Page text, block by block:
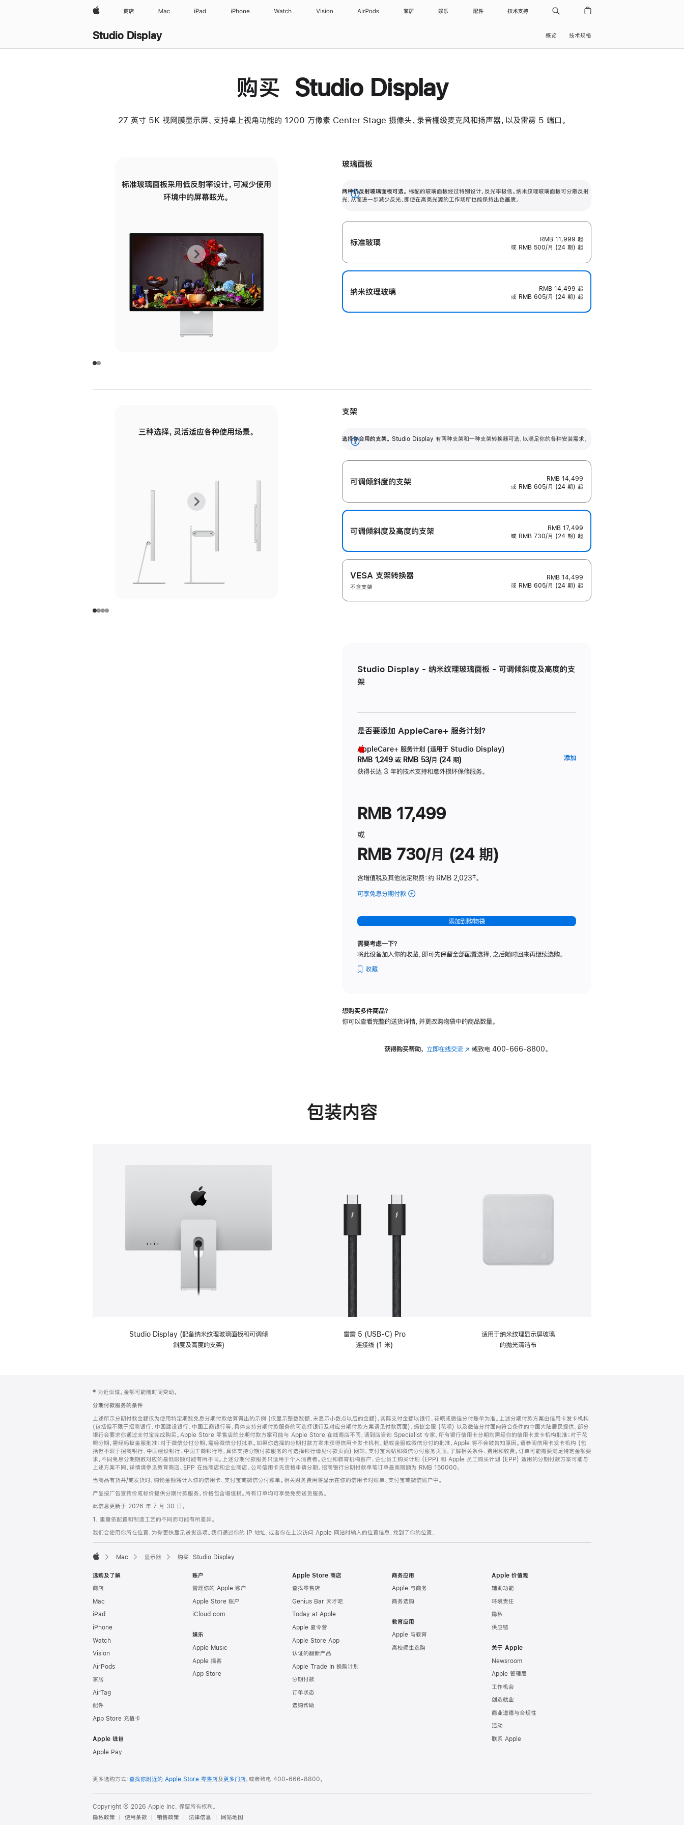
Apple 商店 Mac iPad iPhone Watch Vision AirPods 家居 娱乐 配件 技术支持
Studio Display 概览 技术规格
购买 Studio Display
27 英寸 5K 视网膜显示屏、支持桌上视角功能的 1200 万像素 Center Stage 摄像头、录音棚级麦克风和扬声器，以及雷雳 5 端口。
标准玻璃面板采用低反射率设计，可减少使用
环境中的屏幕眩光。
有高亮光源的场所使用，也能保持出色画质。
上
一
张
图
面
下
一
张
图
面
玻璃面板
两种抗反射玻璃面板可选。 标配的玻璃面板经过特别设计，反光率极低。纳米纹理玻璃面板可分散反射
光，从而进一步减少反光，即使在高亮光源的工作场所也能保持出色画质。
展
标准玻璃 RMB 11,999 起
或 RMB 500/月 (24 期) 起
纳米纹理玻璃 RMB 14,499 起
或 RMB 605/月 (24 期) 起
三种选择，灵活适应各种使用场景。
调节范围。
毫米的高度调节范围。
上
张
下
张
支架
选择你合用的支架。 Studio Display 有两种支架和一种支架转换器可选，以满足你的各种安装需求。
展
开
可调倾斜度的支架
RMB 14,499
或 RMB 605/月 (24 期) 起
可调倾斜度及高‍度的支‍架
RMB 17,499
或 RMB 730/月 (24 期) 起
VESA 支架转换器
不含支架
RMB 14,499
或 RMB 605/月 (24 期) 起
Studio Display - 纳米纹理玻璃面板 - 可调倾斜度及高度的支
架
是否要添加 AppleCare+ 服务计划？
AppleCare+ 服务计划 (适用于 Studio Display)
RMB 1,249 或 RMB 53/月 (24 期)
获得长达 3 年的技术支持和意外损坏保修服务。
添加
RMB 17,499
或
RMB 730/月 (24 期)
含增值税及其他法定税费：约 RMB 2,023脚
‡。
可享免息分期付款 (Studio
-
纳
理
可
斜
添加到购物袋
需要考虑一下？
将此设备加入你的收藏，即可先保留全部配置选择，之后随时回来再继续选购。
收藏
想购买多件商品？
你可以查看完整的送货详情，并更改购物袋中的商品数量。
获得购买帮助， 立即在线交流(在 或致电400-666-8800。
包装内容
Studio Display (配备纳米纹理玻璃面板和可调倾
斜度及高度的支架)
雷雳 5 (USB-C) Pro
连接线 (1 米)
适用于纳米纹理显示屏玻璃
的抛光清洁布
页
脚
注
‡ 为近似值。金额可能随时间变动。
分期付款服务的条件
上述所示分期付款金额仅为使用特定期数免息分期付款估算得出的示例 (仅显示整数数额，未显示小数点以后的金额)，实际支付金额以银行、花呗或微信分付账单为准。上述分期付款方案由信用卡发卡机构
(包括但不限于招商银行、中国建设银行、中国工商银行等，具体支持分期付款服务的可选择银行及对应分期付款方案请见付款页面)、蚂蚁金服 (花呗) 以及微信分付面向符合条件的中国大陆居民提供。部分
银行会要求你通过支付宝完成购买。Apple Store 零售店的分期付款方案可能与 Apple Store 在线商店不同，请到店咨询 Specialist 专家。所有银行信用卡分期均需经你的信用卡发卡机构批准；对于花
呗分期，需经蚂蚁金服批准；对于微信分付分期，需经微信分付批准。如果你选择的分期付款方案未获得信用卡发卡机构、蚂蚁金服或微信分付的批准，Apple 将不会被告知原因。请参阅信用卡发卡机构 (包
括但不限于招商银行、中国建设银行、中国工商银行等，具体支持分期付款服务的可选择银行请见付款页面) 网站、支付宝网站和微信分付服务页面，了解相关条件、费用和收费。订单可能需要满足特定金额要
求，不同免息分期期数对应的最低限额可能有所不同。上述分期付款服务只适用于个人消费者。企业和教育机构客户、企业员工购买计划 (EPP) 和 Apple 员工购买计划 (EPP) 适用的分期付款方案可能与
上述方案不同，详情请参见教育商店、EPP 在线商店和企业商店。公司信用卡无资格申请分期。招商银行分期付款单笔订单最高限额为 RMB 150000。
当商品有货并/或发货时，购物金额将计入你的信用卡、支付宝或微信分付账单。相关财务费用将显示在你的信用卡对账单、支付宝或微信账户中。
产品按广告宣传价或标价提供分期付款服务。价格包含增值税。所有订单均可享受免费送货服务。
此信息更新于 2026 年 7 月 30 日。
1. 重量依配置和制造工艺的不同而可能有所差异。
我们会使用你所在位置，为你更快显示送货选项。我们通过你的 IP 地址，或者你在上次访问 Apple 网站时输入的位置信息，找到了你的位置。
Mac 显示器 购买 Studio Display
选购及了解
商店
Mac
iPad
iPhone
Watch
Vision
AirPods
家居
AirTag
配件
App Store 充值卡
Apple 钱包
Apple Pay
账户
管理你的 Apple 账户
Apple Store 账户
iCloud.com
娱乐
Apple Music
Apple 播客
App Store
Apple Store 商店
查找零售店
Genius Bar 天才吧
Today at Apple
Apple 夏令营
Apple Store App
认证的翻新产品
Apple Trade In 换购计划
分期付款
订单状态
选购帮助
商务应用
Apple 与商务
商务选购
教育应用
Apple 与教育
高校师生选购
Apple 价值观
辅助功能
环境责任
隐私
供应链
关于 Apple
Newsroom
Apple 管理层
工作机会
创造就业
商业道德与合规性
活动
联系 Apple
更多选购方式：查找你附近的 Apple Store 零售店及更多门店，或者致电 400-666-8800。
Copyright © 2026 Apple Inc. 保留所有权利。
隐私政策
使用条款 销售政策 法律信息 网站地图